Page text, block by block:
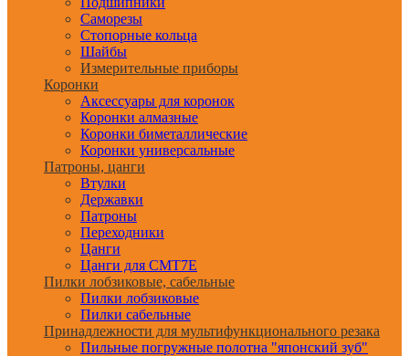
Саморезы
Стопорные кольца
Шайбы
Измерительные приборы
Коронки
Аксессуары для коронок
Коронки алмазные
Коронки биметаллические
Коронки универсальные
Патроны, цанги
Втулки
Державки
Патроны
Переходники
Цанги
Цанги для CMT7E
Пилки лобзиковые, сабельные
Пилки лобзиковые
Пилки сабельные
Принадлежности для мультифункционального резака
Пильные погружные полотна "японский зуб"